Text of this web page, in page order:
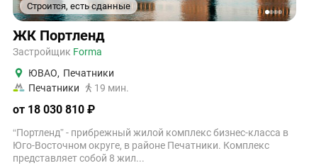
Строится, есть сданные
1234
ЖК Портленд
Застройщик Forma
ЮВАО, Печатники
Печатники
19 мин.
от 18 030 810 ₽
“Портленд” - прибрежный жилой комплекс бизнес-класса в
Юго-Восточном округе, в районе Печатники. Комплекс
представляет собой 8 жил...